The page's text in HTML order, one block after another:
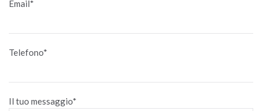
Email*
Telefono*
Il tuo messaggio*